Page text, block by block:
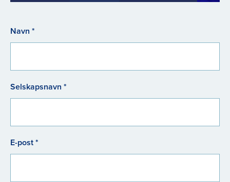
Navn *
Selskapsnavn *
E-post *